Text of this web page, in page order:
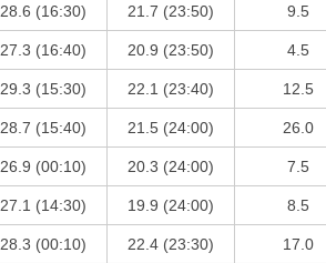
28.6 (16:30) 21.7 (23:50) 9.5
27.3 (16:40) 20.9 (23:50) 4.5
29.3 (15:30) 22.1 (23:40) 12.5
28.7 (15:40) 21.5 (24:00) 26.0
26.9 (00:10) 20.3 (24:00) 7.5
27.1 (14:30) 19.9 (24:00) 8.5
28.3 (00:10) 22.4 (23:30) 17.0